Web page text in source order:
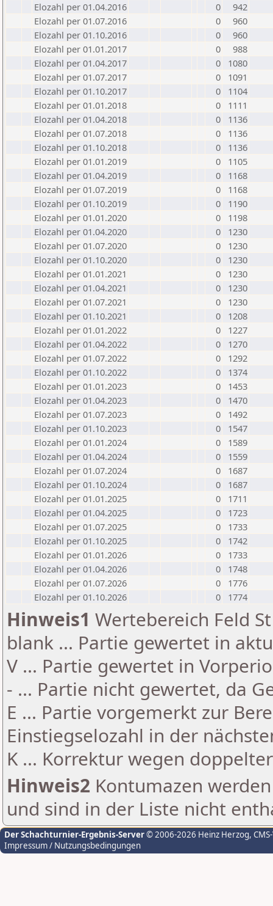
Elozahl per 01.04.2016
0
942
Elozahl per 01.07.2016
0
960
Elozahl per 01.10.2016
0
960
Elozahl per 01.01.2017
0
988
Elozahl per 01.04.2017
0
1080
Elozahl per 01.07.2017
0
1091
Elozahl per 01.10.2017
0
1104
Elozahl per 01.01.2018
0
1111
Elozahl per 01.04.2018
0
1136
Elozahl per 01.07.2018
0
1136
Elozahl per 01.10.2018
0
1136
Elozahl per 01.01.2019
0
1105
Elozahl per 01.04.2019
0
1168
Elozahl per 01.07.2019
0
1168
Elozahl per 01.10.2019
0
1190
Elozahl per 01.01.2020
0
1198
Elozahl per 01.04.2020
0
1230
Elozahl per 01.07.2020
0
1230
Elozahl per 01.10.2020
0
1230
Elozahl per 01.01.2021
0
1230
Elozahl per 01.04.2021
0
1230
Elozahl per 01.07.2021
0
1230
Elozahl per 01.10.2021
0
1208
Elozahl per 01.01.2022
0
1227
Elozahl per 01.04.2022
0
1270
Elozahl per 01.07.2022
0
1292
Elozahl per 01.10.2022
0
1374
Elozahl per 01.01.2023
0
1453
Elozahl per 01.04.2023
0
1470
Elozahl per 01.07.2023
0
1492
Elozahl per 01.10.2023
0
1547
Elozahl per 01.01.2024
0
1589
Elozahl per 01.04.2024
0
1559
Elozahl per 01.07.2024
0
1687
Elozahl per 01.10.2024
0
1687
Elozahl per 01.01.2025
0
1711
Elozahl per 01.04.2025
0
1723
Elozahl per 01.07.2025
0
1733
Elozahl per 01.10.2025
0
1742
Elozahl per 01.01.2026
0
1733
Elozahl per 01.04.2026
0
1748
Elozahl per 01.07.2026
0
1776
Elozahl per 01.10.2026
0 1774
Hinweis1 Wertebereich Feld
blank ... Partie gewertet in
V ... Partie gewertet in
- ... Partie nicht gewertet, da
E ... Partie vorgemerkt zur
Einstiegselozahl in der
K ... Korrektur wegen
Hinweis2 Kontumazen
und sind in der Liste nicht
Der Schachturnier-Ergebnis-Server© 2006-2026 Heinz Herzog,
Impressum / Nutzungsbedingungen